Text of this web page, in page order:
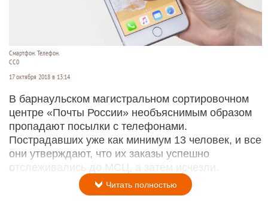
Смартфон. Телефон.
СС0
17 октября 2018 в 13:14
В барнаульском магистральном сортировочном
центре «Почты России» необъяснимым образом
пропадают посылки с телефонами.
Пострадавших уже как минимум 13 человек, и все
они утверждают, что их заказы успешно
отслеживались до МСЦ, а затем исчезли.
Читать полностью